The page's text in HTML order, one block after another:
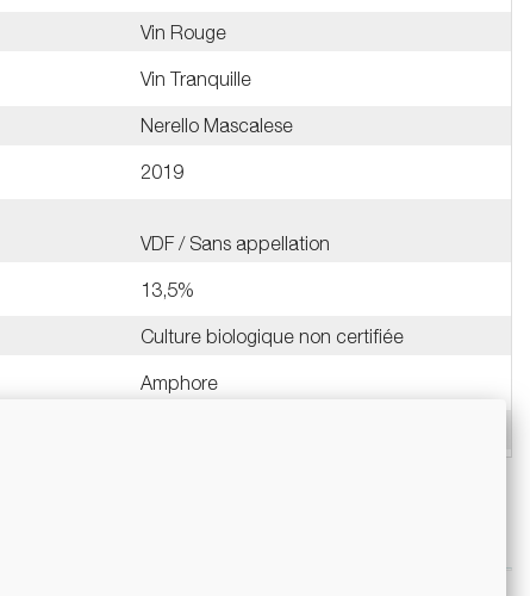
Vin Rouge
Vin Tranquille
Nerello Mascalese
2019
VDF / Sans appellation
13,5%
Culture biologique non certifiée
Amphore